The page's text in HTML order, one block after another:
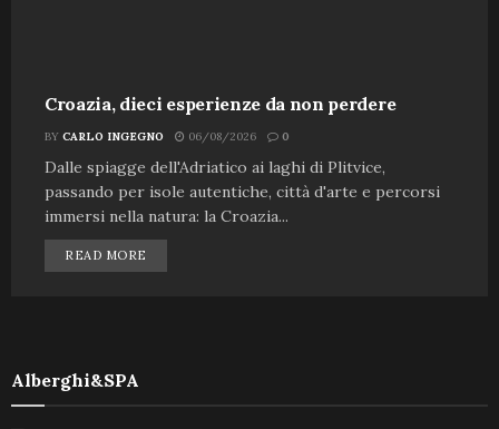
Croazia, dieci esperienze da non perdere
BY CARLO INGEGNO 06/08/2026 0
Dalle spiagge dell'Adriatico ai laghi di Plitvice,
passando per isole autentiche, città d'arte e percorsi
immersi nella natura: la Croazia...
READ MORE
Alberghi&SPA